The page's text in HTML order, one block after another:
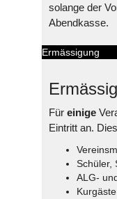
solange der
Abendkasse.
Ermässigung
Für einige
Eintritt an.
Schüler,
ALG-